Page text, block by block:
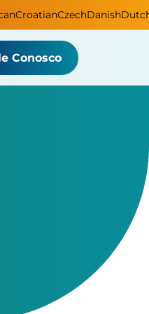
CroatianCzechDanish
Conosco